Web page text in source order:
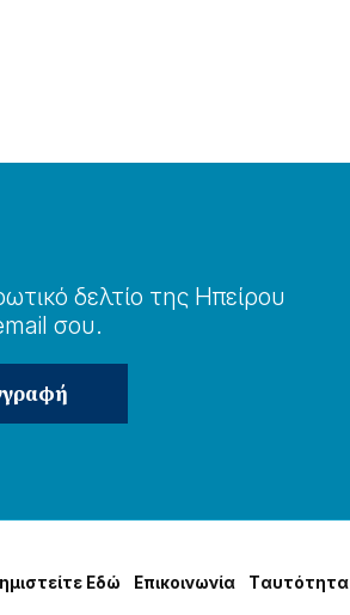
δελτίο της Ηπείρου
σου.
Εδώ Επɩκοɩνωνία Tαυτότητα